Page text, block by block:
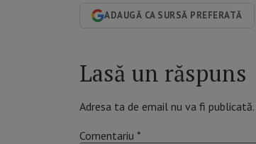
ADAUGĂ CA SURSĂ PREFERATĂ
Lasă un răspuns
Adresa ta de email nu va fi publicată.
Comentariu *